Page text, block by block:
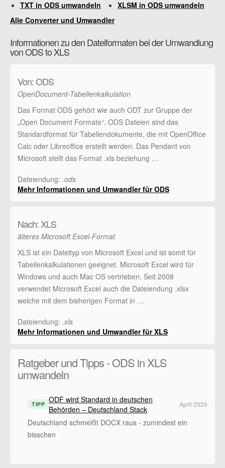
TXT in ODS umwandeln
XLSM in ODS umwandeln
Alle Converter und Umwandler
Informationen zu den Dateiformaten bei der Umwandlung
von ODS to XLS
Von: ODS
OpenDocument-Tabellenkalkulation
Das Format ODS gehört wie auch ODT zur Gruppe der
„Open Document Formate“. ODS Dateien sind das
Standardformat für Tabellendokumente, die mit OpenOffice
Calc oder Libreoffice erstellt werden. Das Pendant von
Microsoft stellt das Format .xls beziehung …
Dateiendung: .ods
Mehr Informationen und Umwandler für ODS
Nach: XLS
älteres Microsoft Excel-Format
XLS ist ein Dateityp von Microsoft Excel und ist somit für
Tabellenkalkulationen geeignet. Microsoft Excel wird für
Windows und auch Mac OS vertrieben. Seit 2008
verwendet Microsoft Excel auch die Dateiendung .xlsx
welche mit dem bisherigen Format in …
Dateiendung: .xls
Mehr Informationen und Umwandler für XLS
Ratgeber und Tipps - ODS in XLS
umwandeln
TIPP ODF wird Standard in deutschen
Behörden – Deutschland Stack
April 2026
Deutschland schmeißt DOCX raus - zumindest ein
bisschen